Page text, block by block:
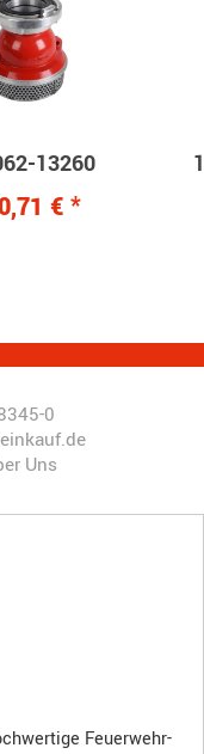
13260
€ *
0
Uns
Feuerwehr-